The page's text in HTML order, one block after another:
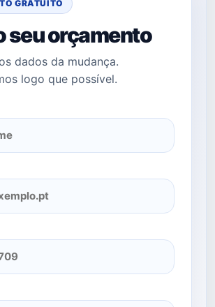
GRATUITO
seu orçamento
dados da mudança.
logo que possível.